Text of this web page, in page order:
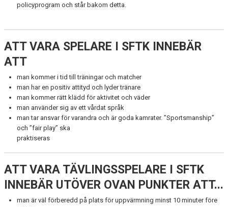
policyprogram och står bakom detta.
ATT VARA SPELARE I SFTK INNEBÄR
ATT
man kommer i tid till träningar och matcher
man har en positiv attityd och lyder tränare
man kommer rätt klädd för aktivitet och väder
man använder sig av ett vårdat språk
man tar ansvar för varandra och är goda kamrater. ”Sportsmanship”
och ”fair play” ska
praktiseras
ATT VARA TÄVLINGSSPELARE I SFTK
INNEBÄR UTÖVER OVAN PUNKTER ATT...
man är väl förberedd på plats för uppvärmning minst 10 minuter före